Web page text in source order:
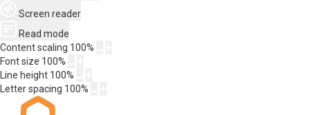
Screen reader
Read mode
Content scaling 100%
Font size 100%
Line height 100%
Letter spacing 100%